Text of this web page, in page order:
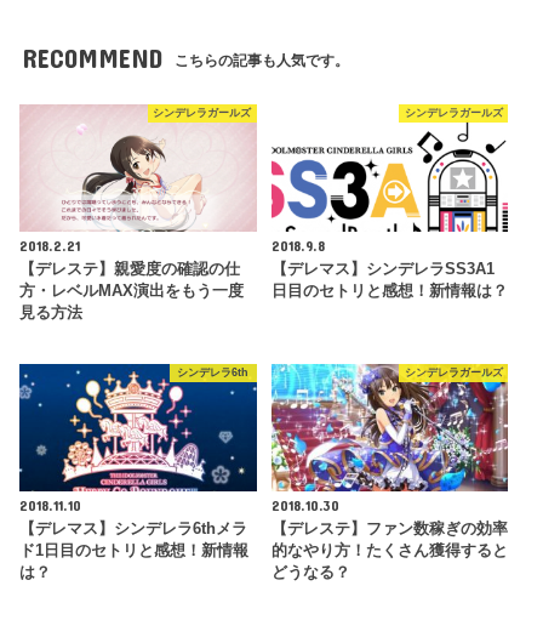
RECOMMEND こちらの記事も人気です。
シンデレラガールズ
2018.2.21
【デレステ】親愛度の確認の仕
方・レベルMAX演出をもう一度
見る方法
シンデレラガールズ
2018.9.8
【デレマス】シンデレラSS3A1
日目のセトリと感想！新情報は？
シンデレラ6th
2018.11.10
【デレマス】シンデレラ6thメラ
ド1日目のセトリと感想！新情報
は？
シンデレラガールズ
2018.10.30
【デレステ】ファン数稼ぎの効率
的なやり方！たくさん獲得すると
どうなる？